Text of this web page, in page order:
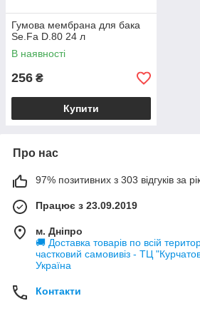
Гумова мембрана для бака
Se.Fa D.80 24 л
В наявності
256 ₴
Купити
Про нас
97% позитивних з 303 відгуків за
Працює з 23.09.2019
м. Дніпро
🚚 Доставка товарів по всій
частковий самовивіз - ТЦ
Україна
Контакти